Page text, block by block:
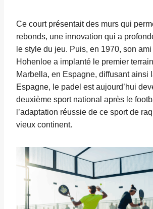
Ce court présentait des murs qui
rebonds, une innovation qui a
le style du jeu. Puis, en 1970, son
Hohenloe a implanté le premier
Marbella, en Espagne, diffusant ainsi
Espagne, le padel est aujourd’hui
deuxième sport national après le
l’adaptation réussie de ce sport de
vieux continent.